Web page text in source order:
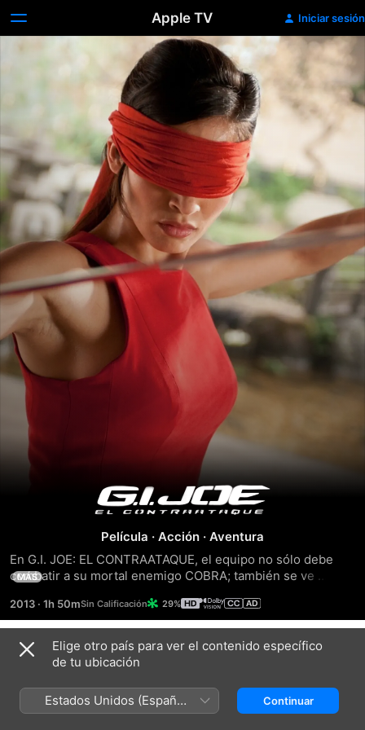
Apple TV Iniciar sesión
G.I.
Joe
el
contraataque
Película · Acción · Aventura
En G.I. JOE: EL CONTRAATAQUE, el equipo no sólo debe
combatir a su mortal enemigo COBRA; también se ve
interior del gobierno que ponen en peligro su propia
existencia. Al convertir la película a 3D se eleva a un nivel
completamente nuevo y lleva a los espectadores incluso
más cerca de la incesante acción.
MÁS
2013 · 1h 50m 29%
Tráilers
Elige otro país para ver el contenido específico
de tu ubicación
Estados Unidos (Español
México)
Continuar